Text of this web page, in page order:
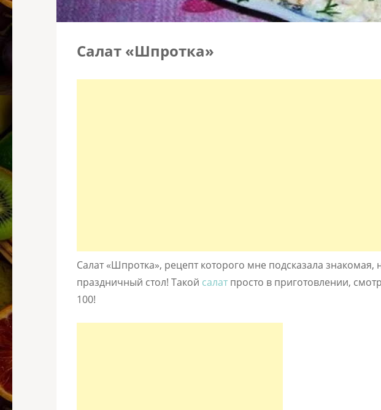
Салат «Шпротка»
Салат «Шпротка», рецепт которого мне подсказала
праздничный стол! Такой салат просто в приготовлении,
100!